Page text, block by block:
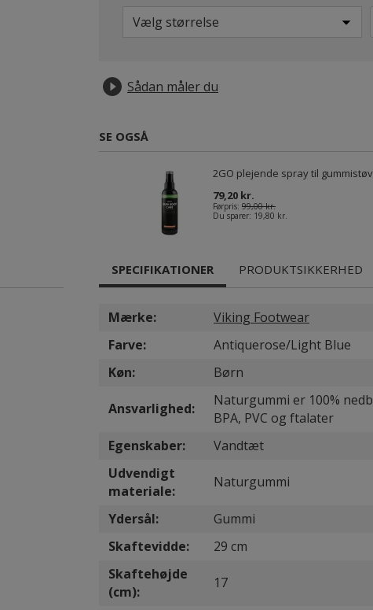
Vælg størrelse
Sådan måler du
SE OGSÅ
2GO plejende spray til
79,20 kr.
Førpris: 99,00 kr.
Du sparer: 19,80 kr.
SPECIFIKATIONER PRODUKTSIKKERHED
Mærke:
Viking Footwear
Farve:
Antiquerose/Light Blue
Køn:
Børn
Ansvarlighed:
Naturgummi er 100%
BPA, PVC og ftalater
Egenskaber:
Vandtæt
Udvendigt
materiale:
Naturgummi
Ydersål:
Gummi
Skaftevidde:
29 cm
Skaftehøjde
(cm):
17